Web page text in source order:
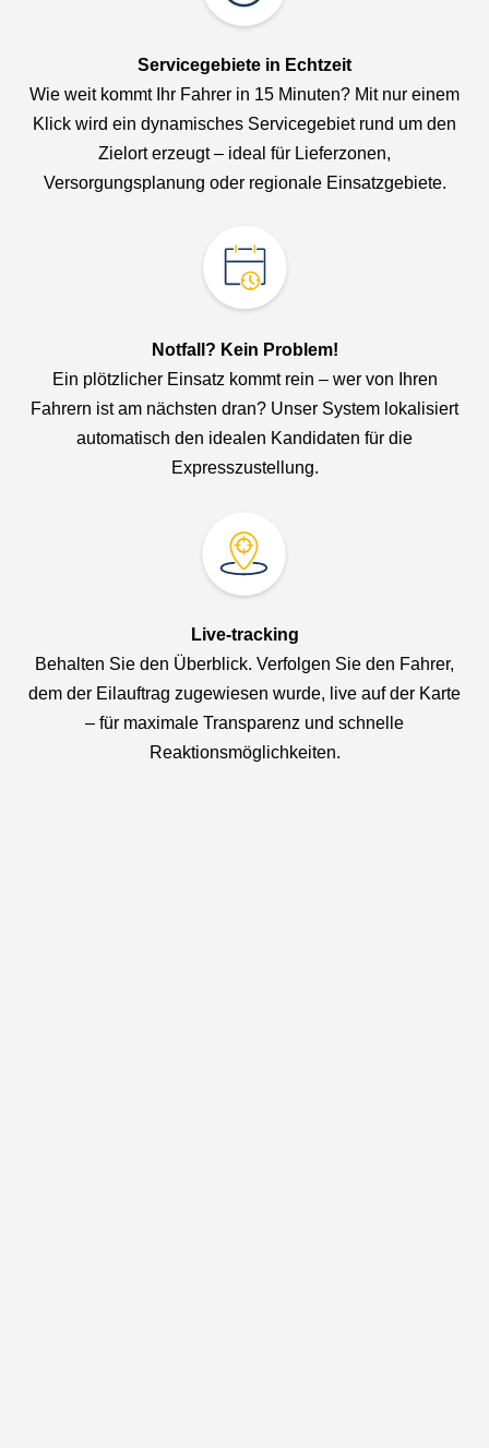
Servicegebiete in Echtzeit
Wie weit kommt Ihr Fahrer in 15 Minuten? Mit nur einem
Klick wird ein dynamisches Servicegebiet rund um den
Zielort erzeugt – ideal für Lieferzonen,
Versorgungsplanung oder regionale Einsatzgebiete.
Notfall? Kein Problem!
Ein plötzlicher Einsatz kommt rein – wer von Ihren
Fahrern ist am nächsten dran? Unser System lokalisiert
automatisch den idealen Kandidaten für die
Expresszustellung.
Live-tracking
Behalten Sie den Überblick. Verfolgen Sie den Fahrer,
dem der Eilauftrag zugewiesen wurde, live auf der Karte
– für maximale Transparenz und schnelle
Reaktionsmöglichkeiten.